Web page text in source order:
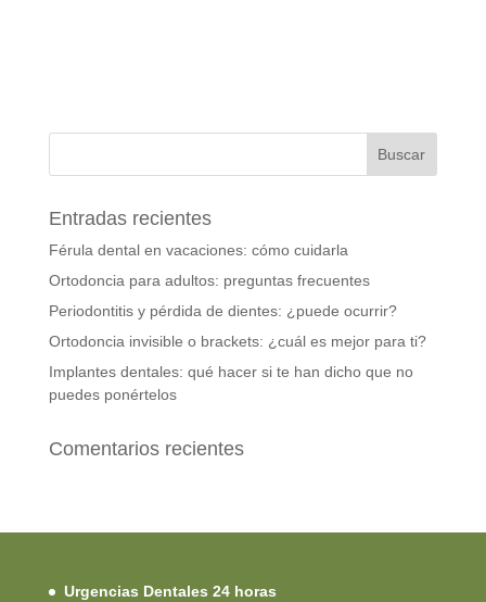
Entradas recientes
Férula dental en vacaciones: cómo cuidarla
Ortodoncia para adultos: preguntas frecuentes
Periodontitis y pérdida de dientes: ¿puede ocurrir?
Ortodoncia invisible o brackets: ¿cuál es mejor para ti?
Implantes dentales: qué hacer si te han dicho que no
puedes ponértelos
Comentarios recientes
Urgencias Dentales 24 horas